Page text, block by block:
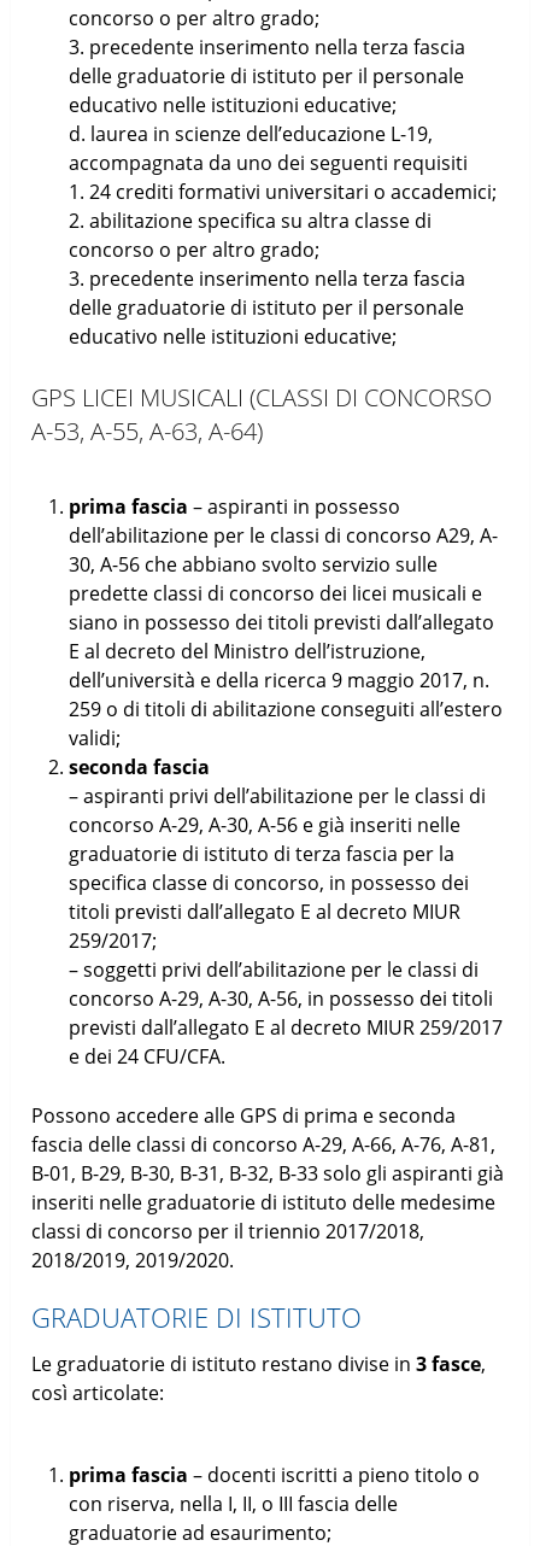
concorso o per altro grado;
3. precedente inserimento nella terza fascia
delle graduatorie di istituto per il personale
educativo nelle istituzioni educative;
d. laurea in scienze dell’educazione L-19,
accompagnata da uno dei seguenti requisiti
1. 24 crediti formativi universitari o accademici;
2. abilitazione specifica su altra classe di
concorso o per altro grado;
3. precedente inserimento nella terza fascia
delle graduatorie di istituto per il personale
educativo nelle istituzioni educative;
GPS LICEI MUSICALI (CLASSI DI CONCORSO
A-53, A-55, A-63, A-64)
prima fascia – aspiranti in possesso
dell’abilitazione per le classi di concorso A29, A-
30, A-56 che abbiano svolto servizio sulle
predette classi di concorso dei licei musicali e
siano in possesso dei titoli previsti dall’allegato
E al decreto del Ministro dell’istruzione,
dell’università e della ricerca 9 maggio 2017, n.
259 o di titoli di abilitazione conseguiti all’estero
validi;
seconda fascia
– aspiranti privi dell’abilitazione per le classi di
concorso A-29, A-30, A-56 e già inseriti nelle
graduatorie di istituto di terza fascia per la
specifica classe di concorso, in possesso dei
titoli previsti dall’allegato E al decreto MIUR
259/2017;
– soggetti privi dell’abilitazione per le classi di
concorso A-29, A-30, A-56, in possesso dei titoli
previsti dall’allegato E al decreto MIUR 259/2017
e dei 24 CFU/CFA.
Possono accedere alle GPS di prima e seconda
fascia delle classi di concorso A-29, A-66, A-76, A-81,
B-01, B-29, B-30, B-31, B-32, B-33 solo gli aspiranti già
inseriti nelle graduatorie di istituto delle medesime
classi di concorso per il triennio 2017/2018,
2018/2019, 2019/2020.
GRADUATORIE DI ISTITUTO
Le graduatorie di istituto restano divise in3 fasce,
così articolate:
prima fascia – docenti iscritti a pieno titolo o
con riserva, nella I, II, o III fascia delle
graduatorie ad esaurimento;